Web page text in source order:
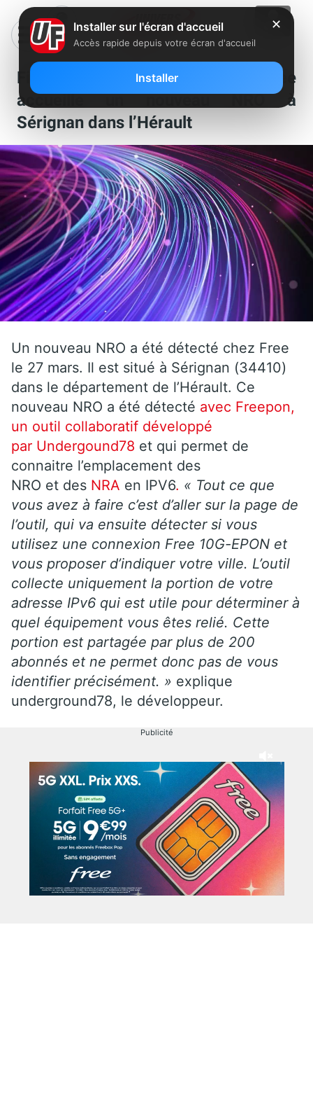
Fibre : le réseau FTTH de Free
accueille un nouveau NRO à
Sérignan dans l’Hérault
Un nouveau NRO a été détecté chez Free
le 27 mars. Il est situé à Sérignan (34410)
dans le département de l’Hérault. Ce
nouveau NRO a été détecté avec Freepon,
un outil collaboratif développé
par Undergound78 et qui permet de
connaitre l’emplacement des
NRO et des NRA en IPV6. « Tout ce que
vous avez à faire c’est d’aller sur la page de
l’outil, qui va ensuite détecter si vous
utilisez une connexion Free 10G-EPON et
vous proposer d’indiquer votre ville. L’outil
collecte uniquement la portion de votre
adresse IPv6 qui est utile pour déterminer à
quel équipement vous êtes relié. Cette
portion est partagée par plus de 200
abonnés et ne permet donc pas de vous
identifier précisément. » explique
underground78, le développeur.
Publicité
✕
Installer sur l'écran d'accueil
Accès rapide depuis votre écran d'accueil
Installer